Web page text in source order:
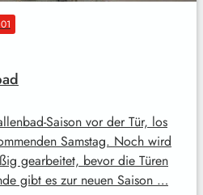
Saison vor der Tür, los
Samstag. Noch wird
gearbeitet, bevor die Türen
gibt es zur neuen Saison …